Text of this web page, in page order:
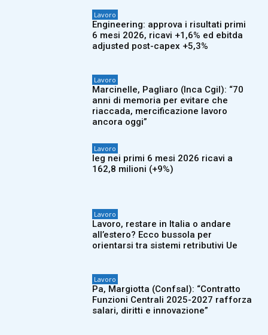
Lavoro
Engineering: approva i risultati primi
6 mesi 2026, ricavi +1,6% ed ebitda
adjusted post-capex +5,3%
Lavoro
Marcinelle, Pagliaro (Inca Cgil): “70
anni di memoria per evitare che
riaccada, mercificazione lavoro
ancora oggi”
Lavoro
Ieg nei primi 6 mesi 2026 ricavi a
162,8 milioni (+9%)
Lavoro
Lavoro, restare in Italia o andare
all’estero? Ecco bussola per
orientarsi tra sistemi retributivi Ue
Lavoro
Pa, Margiotta (Confsal): “Contratto
Funzioni Centrali 2025-2027 rafforza
salari, diritti e innovazione”